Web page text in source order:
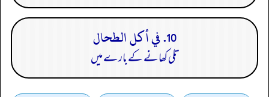
10. في أكل الطحال
تلی کھانے کے بارے میں